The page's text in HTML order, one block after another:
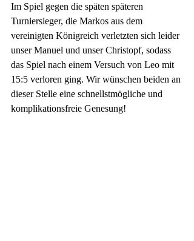
Im Spiel gegen die späten späteren
Turniersieger, die Markos aus dem
vereinigten Königreich verletzten sich leider
unser Manuel und unser Christopf, sodass
das Spiel nach einem Versuch von Leo mit
15:5 verloren ging. Wir wünschen beiden an
dieser Stelle eine schnellstmögliche und
komplikationsfreie Genesung!